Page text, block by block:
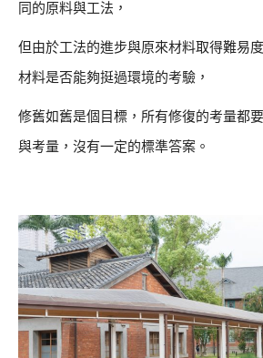
同的原料與工法，
但由於工法的進步與原來材料取得難易
材料是否能夠挺過環境的考驗，
修舊如舊是個目標，所有修復的考量都
與考量，沒有一定的標準答案。